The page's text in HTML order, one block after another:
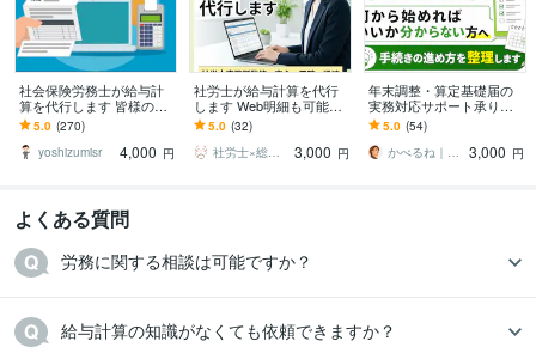
社会保険労務士が給与計
算を代行します 皆様の給
与明細書を作成します！
5.0 (270)
yoshizumisr
4,000 円
社労士が給与計算を代行
します Web明細も可能で
す（賃金台帳つき！）お
気軽にご相談ください
5.0 (32)
社労士×総務代行
3,000 円
年末調整・算定基礎届の
実務対応サポート承りま
す 手続きの流れや設定を
実務ベースで整理し、安
心して進められます
5.0 (54)
かべるね｜給与計算代行（相談可・安心）
3,000 円
よくある質問
労務に関する相談は可能ですか？
給与計算の知識がなくても依頼できますか？